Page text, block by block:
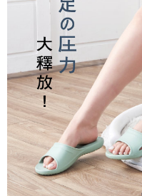
２．關於個人資料處理事宜，請
https://aftee.tw/terms/#terms3
３．未成年的使用者請事先徵得
「AFTEE先享後付」，若未經
任。
４．使用「AFTEE先享後付」
時審查核予不同之上限額度；若
請求用戶進行身份認證。
５．嚴禁一人註冊多個帳號或
恩沛科技股份有限公司將有權停
每筆NT$150，滿NT$800(含
港澳地區